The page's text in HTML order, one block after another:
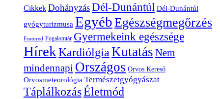
Cikkek DohányzásDél-Dunántúl Dél-Dunántúl
gyógyturizmusa EgyébEgészségmegőrzés
Featured Fogalomtár Gyermekeink egészsége
HírekKardiólgia Kutatás Nem
mindennapi Országos Orvos Kereső
Orvosmeteorológia Természetgyógyászat
TáplálkozásÉletmód